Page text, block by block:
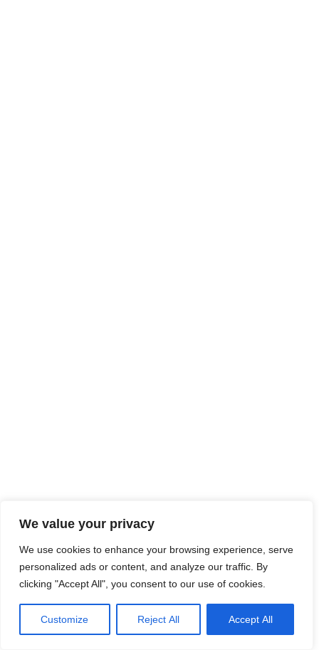
We value your privacy
We use cookies to enhance your browsing experience, serve
personalized ads or content, and analyze our traffic. By
clicking "Accept All", you consent to our use of cookies.
Customize Reject All Accept All